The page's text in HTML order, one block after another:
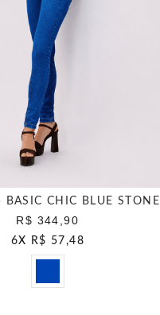
BASIC CHIC BLUE STONE
R$ 344,90
6X R$ 57,48